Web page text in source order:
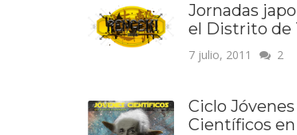
Jornadas
el Distrito de
7 julio, 2011 2
Ciclo Jóvenes
Científicos